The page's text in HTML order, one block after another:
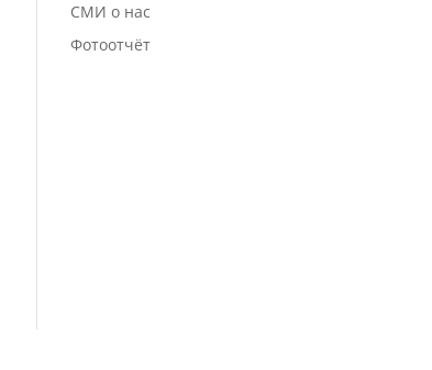
СМИ о нас
Фотоотчёт